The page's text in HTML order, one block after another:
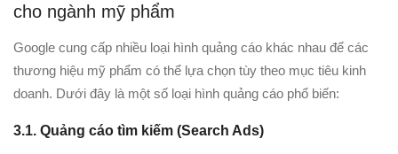
cho ngành mỹ phẩm
Google cung cấp nhiều loại hình quảng cáo khác nhau để các
thương hiệu mỹ phẩm có thể lựa chọn tùy theo mục tiêu kinh
doanh. Dưới đây là một số loại hình quảng cáo phổ biến:
3.1. Quảng cáo tìm kiếm (Search Ads)